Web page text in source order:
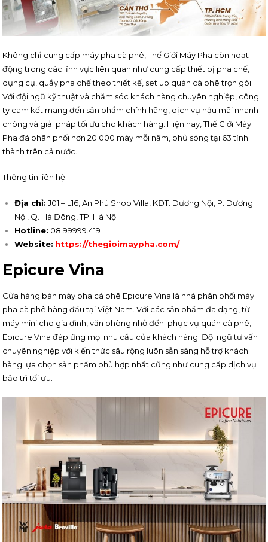
Không chỉ cung cấp máy pha cà phê, Thế Giới Máy Pha còn hoạt
động trong các lĩnh vực liên quan như cung cấp thiết bị pha chế,
dụng cụ, quầy pha chế theo thiết kế, set up quán cà phê trọn gói.
Với đội ngũ kỹ thuật và chăm sóc khách hàng chuyên nghiệp, công
ty cam kết mang đến sản phẩm chính hãng, dịch vụ hậu mãi nhanh
chóng và giải pháp tối ưu cho khách hàng. Hiện nay, Thế Giới Máy
Pha đã phân phối hơn 20.000 máy mỗi năm, phủ sóng tại 63 tỉnh
thành trên cả nước.
Thông tin liên hệ:
Địa chỉ: J01 – L16, An Phú Shop Villa, KĐT. Dương Nội, P. Dương
Nội, Q. Hà Đông, TP. Hà Nội
Hotline: 08.99999.419
Website: https://thegioimaypha.com/
Epicure Vina
Cửa hàng bán máy pha cà phê Epicure Vina là nhà phân phối máy
pha cà phê hàng đầu tại Việt Nam. Với các sản phẩm đa dạng, từ
máy mini cho gia đình, văn phòng nhỏ đến phục vụ quán cà phê,
Epicure Vina đáp ứng mọi nhu cầu của khách hàng. Đội ngũ tư vấn
chuyên nghiệp với kiến thức sâu rộng luôn sẵn sàng hỗ trợ khách
hàng lựa chọn sản phẩm phù hợp nhất cũng như cung cấp dịch vụ
bảo trì tối ưu.